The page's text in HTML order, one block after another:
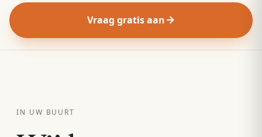
Vraag gratis aan
IN UW BUURT